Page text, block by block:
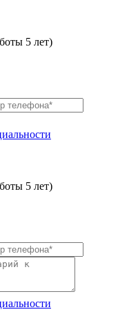
5 лет)
5 лет)